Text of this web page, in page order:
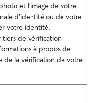
et l’image de votre
d'identité ou de votre
votre identité.
tiers de vérification
à propos de
de la vérification de votre